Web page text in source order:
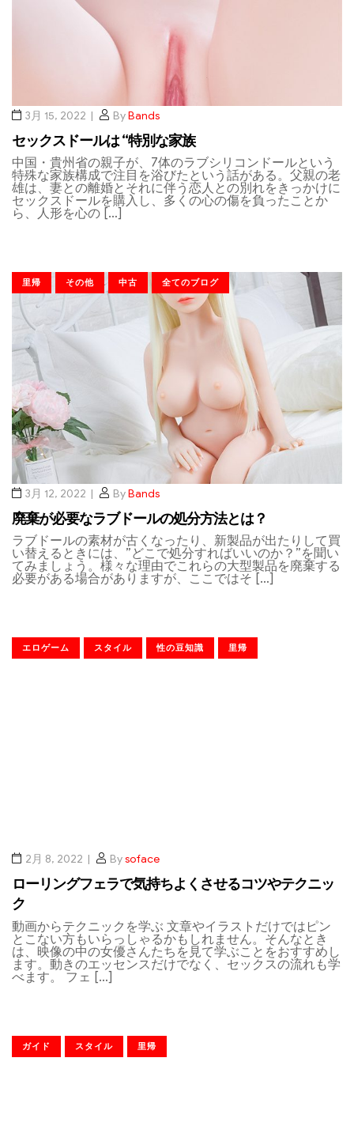
3月 15, 2022 ByBands
セックスドールは “特別な家族
中国・貴州省の親子が、7体のラブシリコンドールという
特殊な家族構成で注目を浴びたという話がある。父親の老
雄は、妻との離婚とそれに伴う恋人との別れをきっかけに
セックスドールを購入し、多くの心の傷を負ったことか
ら、人形を心の […]
里帰 その他 中古 全てのブログ
3月 12, 2022 ByBands
廃棄が必要なラブドールの処分方法とは？
ラブドールの素材が古くなったり、新製品が出たりして買
い替えるときには、”どこで処分すればいいのか？”を聞い
てみましょう。様々な理由でこれらの大型製品を廃棄する
必要がある場合がありますが、ここではそ […]
エロゲーム スタイル 性の豆知識 里帰
2月 8, 2022 Bysoface
ローリングフェラで気持ちよくさせるコツやテクニッ
ク
動画からテクニックを学ぶ 文章やイラストだけではピン
とこない方もいらっしゃるかもしれません。そんなとき
は、映像の中の女優さんたちを見て学ぶことをおすすめし
ます。動きのエッセンスだけでなく、セックスの流れも学
べます。 フェ […]
ガイド スタイル 里帰